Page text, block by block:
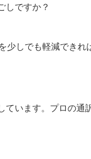
しですか？
しでも軽減でき
います。プロの通